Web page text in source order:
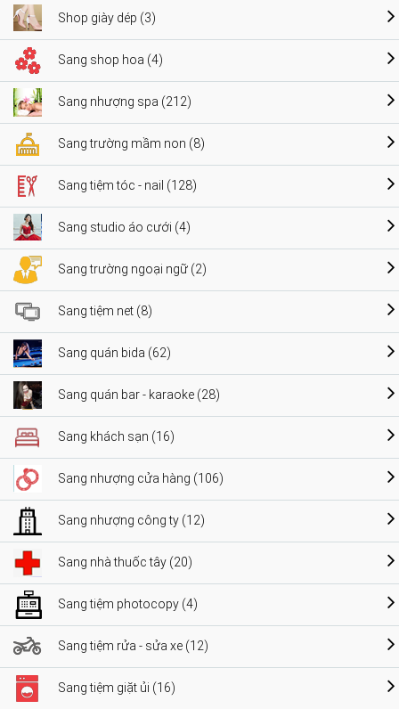
Shop giày dép (3)
Sang shop hoa (4)
Sang nhượng spa (212)
Sang trường mầm non (8)
Sang tiệm tóc - nail (128)
Sang studio áo cưới (4)
Sang trường ngoại ngữ (2)
Sang tiệm net (8)
Sang quán bida (62)
Sang quán bar - karaoke (28)
Sang khách sạn (16)
Sang nhượng cửa hàng (106)
Sang nhượng công ty (12)
Sang nhà thuốc tây (20)
Sang tiệm photocopy (4)
Sang tiệm rửa - sửa xe (12)
Sang tiệm giặt ủi (16)